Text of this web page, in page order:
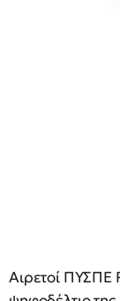
Αιρετοί ΠΥΣΠΕ